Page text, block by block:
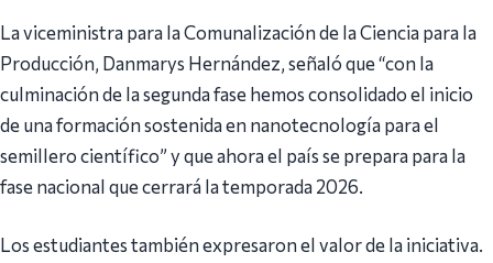
La viceministra para la Comunalización de la Ciencia para la
Producción, Danmarys Hernández, señaló que “con la
culminación de la segunda fase hemos consolidado el inicio
de una formación sostenida en nanotecnología para el
semillero científico” y que ahora el país se prepara para la
fase nacional que cerrará la temporada 2026.
Los estudiantes también expresaron el valor de la iniciativa.